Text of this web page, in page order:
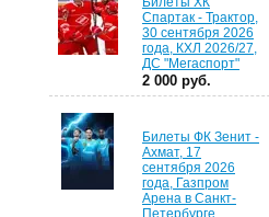
Спартак - Трактор,
30 сентября 2026
года, КХЛ 2026/27,
ДС "Мегаспорт"
2 000 руб.
Билеты ФК Зенит -
Ахмат, 17
сентября 2026
года, Газпром
Арена в Санкт-